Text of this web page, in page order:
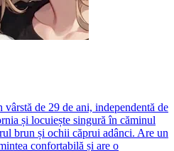
vârstă de 29 de ani, independentă de
și locuiește singură în căminul
brun și ochii căprui adânci. Are un
confortabilă și are o